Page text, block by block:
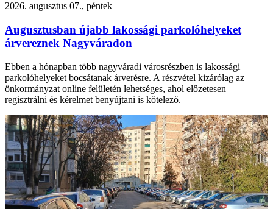
2026. augusztus 07., péntek
Augusztusban újabb lakossági parkolóhelyeket
árvereznek Nagyváradon
Ebben a hónapban több nagyváradi városrészben is lakossági
parkolóhelyeket bocsátanak árverésre. A részvétel kizárólag az
önkormányzat online felületén lehetséges, ahol előzetesen
regisztrálni és kérelmet benyújtani is kötelező.